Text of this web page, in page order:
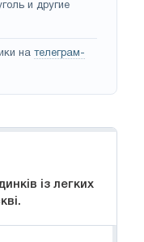
и другие
на телеграм-
із легких